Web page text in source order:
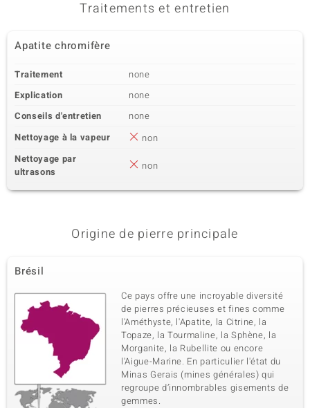
Traitements et entretien
Apatite chromifère
Traitement
none
Explication
none
Conseils d'entretien
none
Nettoyage à la vapeur
non
Nettoyage par
ultrasons
non
Origine de pierre principale
Brésil
Ce pays offre une incroyable diversité
de pierres précieuses et fines comme
l'Améthyste, l'Apatite, la Citrine, la
Topaze, la Tourmaline, la Sphène, la
Morganite, la Rubellite ou encore
l'Aigue-Marine. En particulier l'état du
Minas Gerais (mines générales) qui
regroupe d’innombrables gisements de
gemmes.